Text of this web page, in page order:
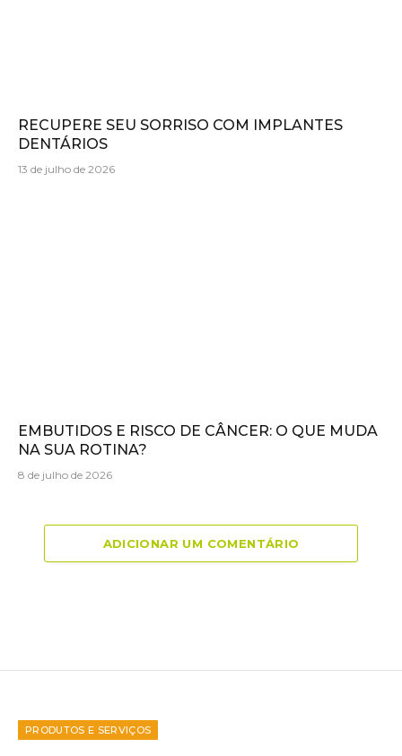
RECUPERE SEU SORRISO COM IMPLANTES
DENTÁRIOS
13 de julho de 2026
EMBUTIDOS E RISCO DE CÂNCER: O QUE MUDA
NA SUA ROTINA?
8 de julho de 2026
ADICIONAR UM COMENTÁRIO
PRODUTOS E SERVIÇOS